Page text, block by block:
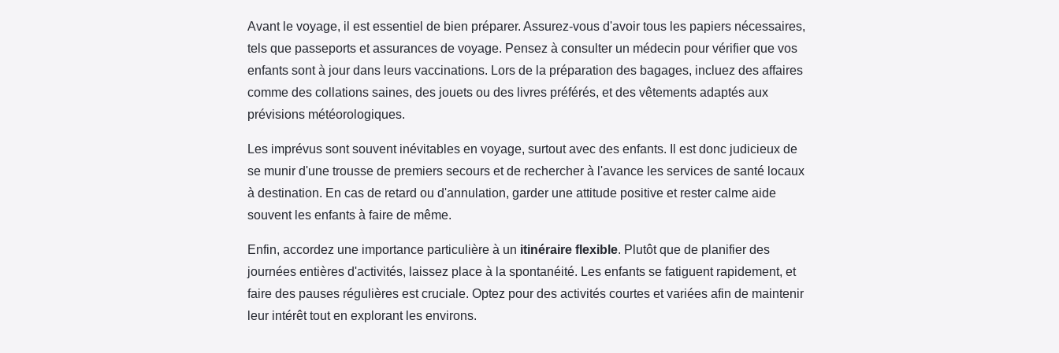
Avant le voyage, il est essentiel de bien préparer. Assurez-vous d'avoir tous les papiers nécessaires,
tels que passeports et assurances de voyage. Pensez à consulter un médecin pour vérifier que vos
enfants sont à jour dans leurs vaccinations. Lors de la préparation des bagages, incluez des affaires
comme des collations saines, des jouets ou des livres préférés, et des vêtements adaptés aux
prévisions météorologiques.
Les imprévus sont souvent inévitables en voyage, surtout avec des enfants. Il est donc judicieux de
se munir d'une trousse de premiers secours et de rechercher à l'avance les services de santé locaux
à destination. En cas de retard ou d'annulation, garder une attitude positive et rester calme aide
souvent les enfants à faire de même.
Enfin, accordez une importance particulière à un itinéraire flexible. Plutôt que de planifier des
journées entières d'activités, laissez place à la spontanéité. Les enfants se fatiguent rapidement, et
faire des pauses régulières est cruciale. Optez pour des activités courtes et variées afin de maintenir
leur intérêt tout en explorant les environs.